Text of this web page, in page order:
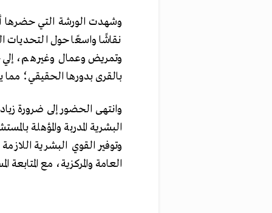
وشهدت الورشة التي حضرها
نقاشًا واسعًا حول التحديات
وتمريض وعمال وغيرهم،
بالقرى بدورها الحقيقي؛ مما
وانتهى الحضور إلى ضرورة
البشرية المدربة والمؤهلة
وتوفير القوي البشرية
العامة والمركزية، مع